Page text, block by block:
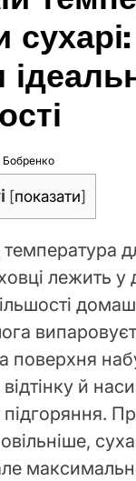
Бобренко
[показати]
лежить у
поверхня
й